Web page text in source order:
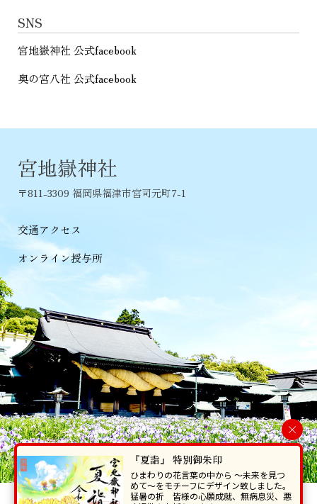
SNS
宮地嶽神社 公式facebook
奥の宮八社 公式facebook
宮地嶽神社
〒811-3309 福岡県福津市宮司元町7-1
交通アクセス
オンライン授与所
当ホームページで掲載の写真・イラスト等を無断で転写･複製することを
×
『夏詣』 特別御朱印
ひまわりの花言葉の中から 〜未来を見つ
めて〜をモチーフにデザイン致しました。
猛暑の折 皆様の心願成就、無病息災、悪